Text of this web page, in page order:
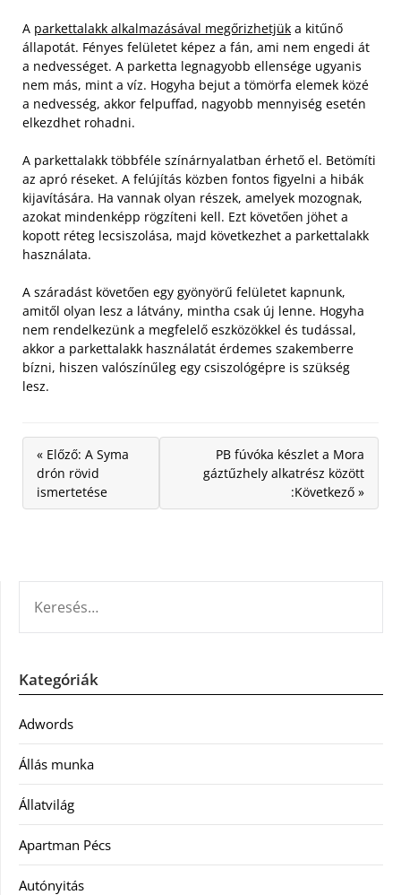
A parkettalakk alkalmazásával megőrizhetjük a kitűnő
állapotát. Fényes felületet képez a fán, ami nem engedi át
a nedvességet. A parketta legnagyobb ellensége ugyanis
nem más, mint a víz. Hogyha bejut a tömörfa elemek közé
a nedvesség, akkor felpuffad, nagyobb mennyiség esetén
elkezdhet rohadni.
A parkettalakk többféle színárnyalatban érhető el. Betömíti
az apró réseket. A felújítás közben fontos figyelni a hibák
kijavítására. Ha vannak olyan részek, amelyek mozognak,
azokat mindenképp rögzíteni kell. Ezt követően jöhet a
kopott réteg lecsiszolása, majd következhet a parkettalakk
használata.
A száradást követően egy gyönyörű felületet kapnunk,
amitől olyan lesz a látvány, mintha csak új lenne. Hogyha
nem rendelkezünk a megfelelő eszközökkel és tudással,
akkor a parkettalakk használatát érdemes szakemberre
bízni, hiszen valószínűleg egy csiszológépre is szükség
lesz.
« Előző: A Syma
drón rövid
ismertetése
PB fúvóka készlet a Mora
gáztűzhely alkatrész között
:Következő »
Kategóriák
Adwords
Állás munka
Állatvilág
Apartman Pécs
Autónyitás